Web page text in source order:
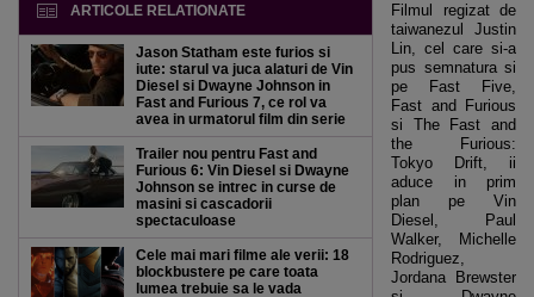
ARTICOLE RELATIONATE
Jason Statham este furios si
iute: starul va juca alaturi de Vin
Diesel si Dwayne Johnson in
Fast and Furious 7, ce rol va
avea in urmatorul film din serie
Trailer nou pentru Fast and
Furious 6: Vin Diesel si Dwayne
Johnson se intrec in curse de
masini si cascadorii
spectaculoase
Cele mai mari filme ale verii: 18
blockbustere pe care toata
lumea trebuie sa le vada
Filmul regizat de
taiwanezul Justin
Lin, cel care si-a
pus semnatura si
pe Fast Five,
Fast and Furious
si The Fast and
the Furious:
Tokyo Drift, ii
aduce in prim
plan pe Vin
Diesel, Paul
Walker, Michelle
Rodriguez,
Jordana Brewster